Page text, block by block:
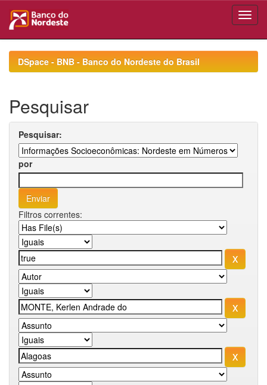
navigationDSpace - BNB - Banco do Nordeste do Brasil
Pesquisar
Pesquisar:
por
Filtros correntes: